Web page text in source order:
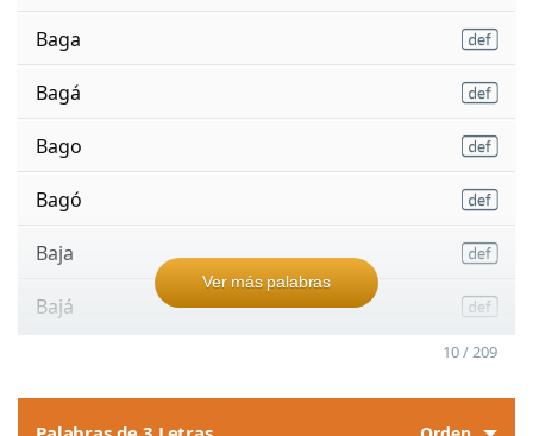
Baga
Bagá
Bago
Bagó
Baja
Bajá
Ver más palabras
10 / 209